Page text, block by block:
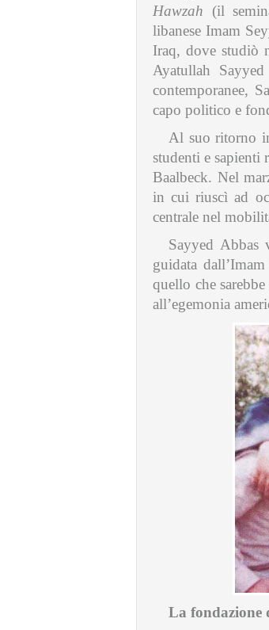
Hawzah (il
libanese Imam
Iraq, dove studiò
Ayatullah
contemporanee,
capo politico e
Al suo ritorno
studenti e sapienti
Baalbeck. Nel
in cui riuscì ad
centrale nel
Sayyed Abbas
guidata
quello che
all’egemonia
La fondazione